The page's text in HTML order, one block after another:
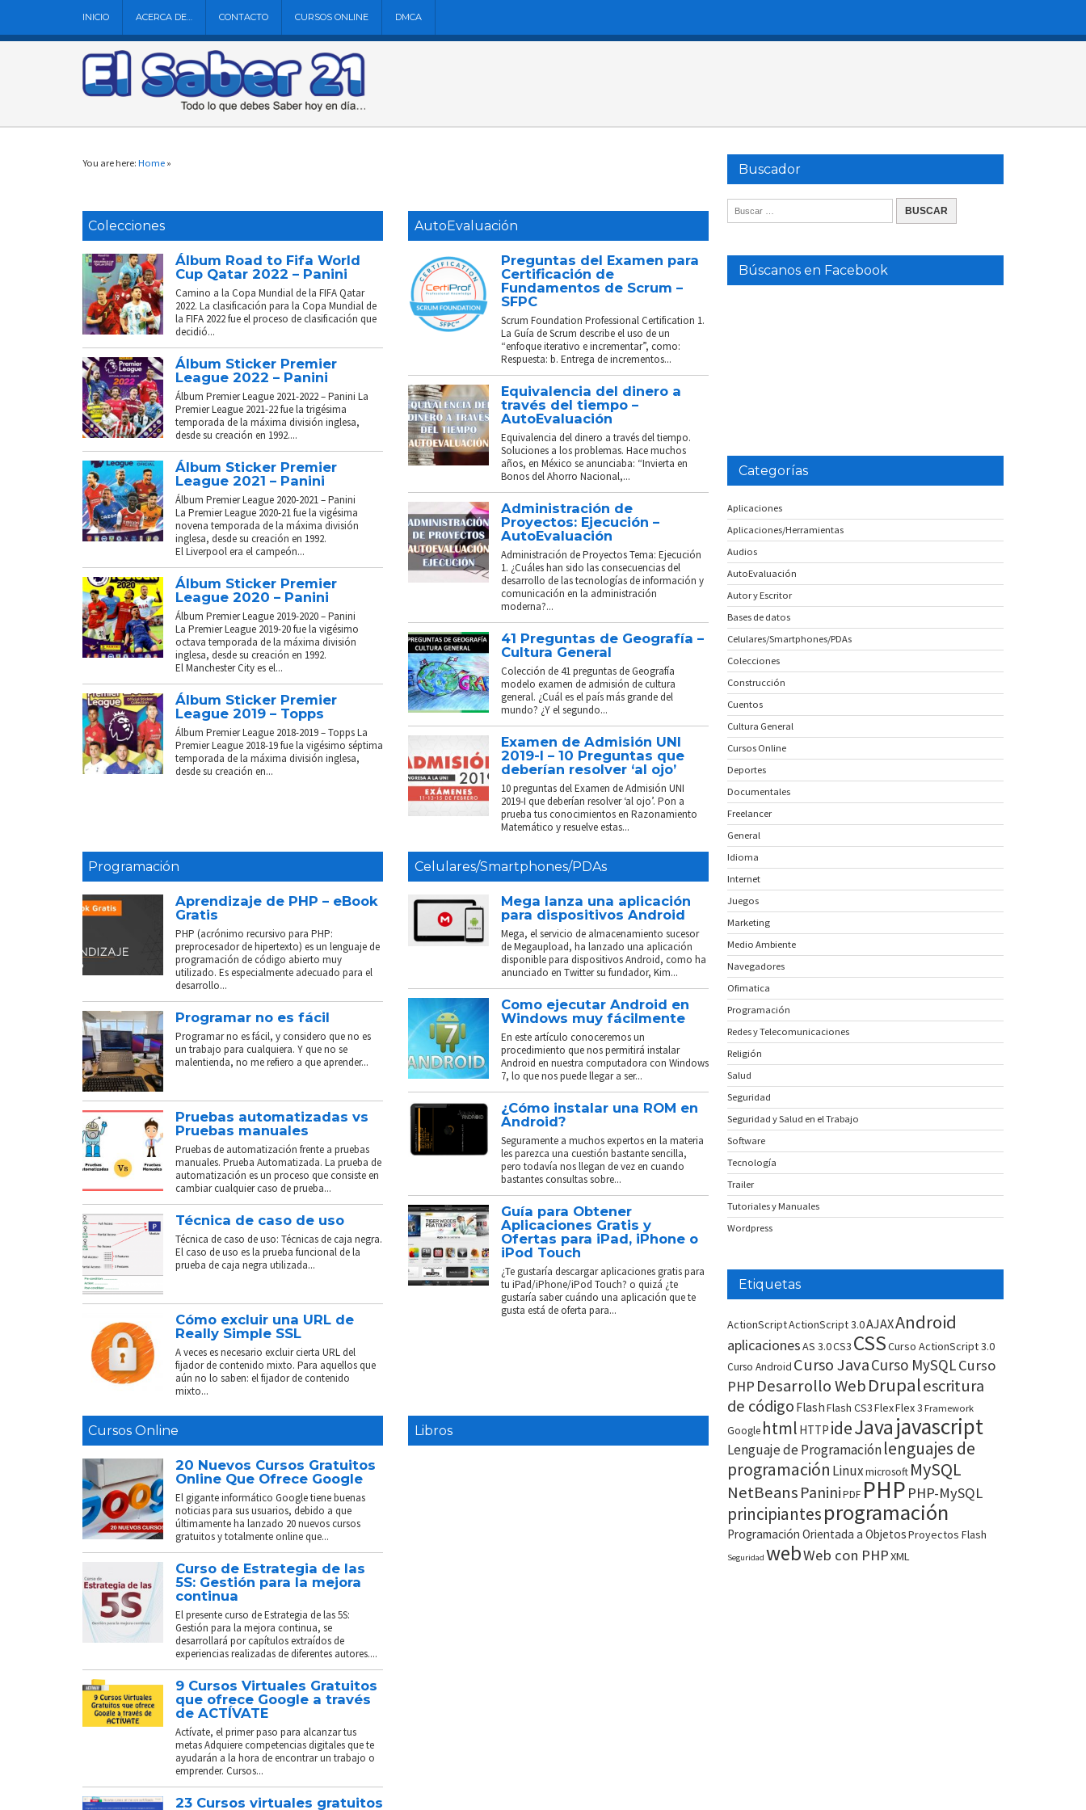
INICIO ACERCA DE… CONTACTO CURSOS ONLINE DMCA
You are here: Home »
Colecciones
Álbum Road to Fifa World
Cup Qatar 2022 – Panini
Camino a la Copa Mundial de la FIFA Qatar
2022. La clasificación para la Copa Mundial de
la FIFA 2022 fue el proceso de clasificación que
decidió...
Álbum Sticker Premier
League 2022 – Panini
Álbum Premier League 2021-2022 – Panini La
Premier League 2021-22 fue la trigésima
temporada de la máxima división inglesa,
desde su creación en 1992....
Álbum Sticker Premier
League 2021 – Panini
Álbum Premier League 2020-2021 – Panini
La Premier League 2020-21 fue la vigésima
novena temporada de la máxima división
inglesa, desde su creación en 1992.
El Liverpool era el campeón...
Álbum Sticker Premier
League 2020 – Panini
Álbum Premier League 2019-2020 – Panini
La Premier League 2019-20 fue la vigésimo
octava temporada de la máxima división
inglesa, desde su creación en 1992.
El Manchester City es el...
Álbum Sticker Premier
League 2019 – Topps
Álbum Premier League 2018-2019 – Topps La
Premier League 2018-19 fue la vigésimo séptima
temporada de la máxima división inglesa,
desde su creación en...
AutoEvaluación
Preguntas del Examen para
Certificación de
Fundamentos de Scrum –
SFPC
Scrum Foundation Professional Certification 1.
La Guía de Scrum describe el uso de un
“enfoque iterativo e incrementar”, como:
Respuesta: b. Entrega de incrementos...
Equivalencia del dinero a
través del tiempo –
AutoEvaluación
Equivalencia del dinero a través del tiempo.
Soluciones a los problemas. Hace muchos
años, en México se anunciaba: “Invierta en
Bonos del Ahorro Nacional,...
Administración de
Proyectos: Ejecución –
AutoEvaluación
Administración de Proyectos Tema: Ejecución
1. ¿Cuáles han sido las consecuencias del
desarrollo de las tecnologías de información y
comunicación en la administración
moderna?...
41 Preguntas de Geografía –
Cultura General
Colección de 41 preguntas de Geografía
modelo examen de admisión de cultura
general. ¿Cuál es el país más grande del
mundo? ¿Y el segundo...
Examen de Admisión UNI
2019-I – 10 Preguntas que
deberían resolver ‘al ojo’
10 preguntas del Examen de Admisión UNI
2019-I que deberían resolver ‘al ojo’. Pon a
prueba tus conocimientos en Razonamiento
Matemático y resuelve estas...
Programación
Aprendizaje de PHP – eBook
Gratis
PHP (acrónimo recursivo para PHP:
preprocesador de hipertexto) es un lenguaje de
programación de código abierto muy
utilizado. Es especialmente adecuado para el
desarrollo...
Programar no es fácil
Programar no es fácil, y considero que no es
un trabajo para cualquiera. Y que no se
malentienda, no me refiero a que aprender...
Pruebas automatizadas vs
Pruebas manuales
Pruebas de automatización frente a pruebas
manuales. Prueba Automatizada. La prueba de
automatización es un proceso que consiste en
cambiar cualquier caso de prueba...
Técnica de caso de uso
Técnica de caso de uso: Técnicas de caja negra.
El caso de uso es la prueba funcional de la
prueba de caja negra utilizada...
Cómo excluir una URL de
Really Simple SSL
A veces es necesario excluir cierta URL del
fijador de contenido mixto. Para aquellos que
aún no lo saben: el fijador de contenido
mixto...
Celulares/Smartphones/PDAs
Mega lanza una aplicación
para dispositivos Android
Mega, el servicio de almacenamiento sucesor
de Megaupload, ha lanzado una aplicación
disponible para dispositivos Android, como ha
anunciado en Twitter su fundador, Kim...
Como ejecutar Android en
Windows muy fácilmente
En este artículo conoceremos un
procedimiento que nos permitirá instalar
Android en nuestra computadora con Windows
7, lo que nos puede llegar a ser...
¿Cómo instalar una ROM en
Android?
Seguramente a muchos expertos en la materia
les parezca una cuestión bastante sencilla,
pero todavía nos llegan de vez en cuando
bastantes consultas sobre...
Guía para Obtener
Aplicaciones Gratis y
Ofertas para iPad, iPhone o
iPod Touch
¿Te gustaría descargar aplicaciones gratis para
tu iPad/iPhone/iPod Touch? o quizá ¿te
gustaría saber cuándo una aplicación que te
gusta está de oferta para...
Cursos Online
20 Nuevos Cursos Gratuitos
Online Que Ofrece Google
El gigante informático Google tiene buenas
noticias para sus usuarios, debido a que
últimamente ha lanzado 20 nuevos cursos
gratuitos y totalmente online que...
Curso de Estrategia de las
5S: Gestión para la mejora
continua
El presente curso de Estrategia de las 5S:
Gestión para la mejora continua, se
desarrollará por capítulos extraídos de
experiencias realizadas de diferentes autores....
9 Cursos Virtuales Gratuitos
que ofrece Google a través
de ACTÍVATE
Actívate, el primer paso para alcanzar tus
metas Adquiere competencias digitales que te
ayudarán a la hora de encontrar un trabajo o
emprender. Cursos...
23 Cursos virtuales gratuitos
Libros
Buscador
Búscanos en Facebook
Categorías
Aplicaciones
Aplicaciones/Herramientas
Audios
AutoEvaluación
Autor y Escritor
Bases de datos
Celulares/Smartphones/PDAs
Colecciones
Construcción
Cuentos
Cultura General
Cursos Online
Deportes
Documentales
Freelancer
General
Idioma
Internet
Juegos
Marketing
Medio Ambiente
Navegadores
Ofimatica
Programación
Redes y Telecomunicaciones
Religión
Salud
Seguridad
Seguridad y Salud en el Trabajo
Software
Tecnología
Trailer
Tutoriales y Manuales
Wordpress
Etiquetas
ActionScriptActionScript 3.0AJAXAndroid
aplicacionesAS 3.0CS3 CSSCurso ActionScript 3.0
Curso Android Curso JavaCurso MySQLCurso
PHP Desarrollo WebDrupalescritura
de código FlashFlash CS3FlexFlex 3 Framework
Google html HTTP ideJavajavascript
Lenguaje de Programaciónlenguajes de
programación Linuxmicrosoft MySQL
NetBeans PaniniPDF PHP PHP-MySQL
principiantesprogramación
Programación Orientada a ObjetosProyectos Flash
Seguridad webWeb con PHPXML